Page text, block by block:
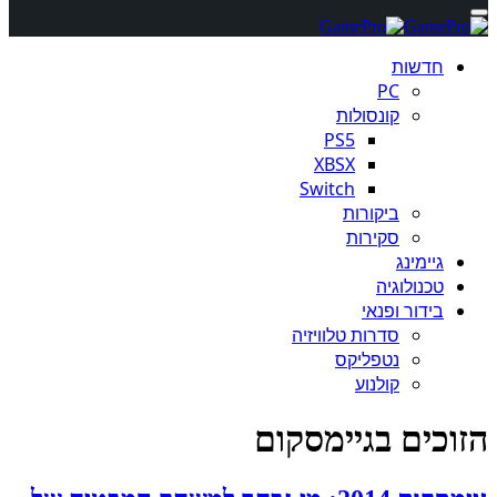
חדשות
PC
קונסולות
PS5
XBSX
Switch
ביקורות
סקירות
גיימינג
טכנולוגיה
בידור ופנאי
סדרות טלוויזיה
נטפליקס
קולנוע
הזוכים בגיימסקום